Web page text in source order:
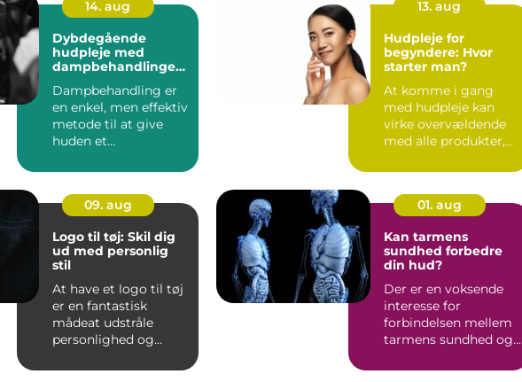
14. aug
Dybdegående
hudpleje med
dampbehandlinger
Dampbehandling er
en enkel, men effektiv
metode til at give
huden et
–...
13. aug
Hudpleje for
begyndere: Hvor
starter man?
At komme i gang
med hudpleje kan
virke overvældende
med alle produkter,
09. aug
Logo til tøj: Skil dig
ud med personlig
stil
At have et logo til tøj
er en fantastisk
mådeat udstråle
personlighed og
01. aug
Kan tarmens
sundhed forbedre
din hud?
Der er en voksende
interesse for
forbindelsen mellem
tarmens sundhed og
m...